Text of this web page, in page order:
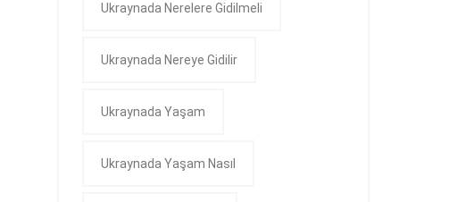
Ukraynada Nerelere Gidilmeli
Ukraynada Nereye Gidilir
Ukraynada Yaşam
Ukraynada Yaşam Nasıl